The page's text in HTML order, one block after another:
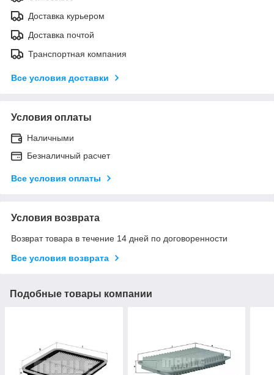
Доставка курьером
Доставка почтой
Транспортная компания
Все условия доставки
Условия оплаты
Наличными
Безналичный расчет
Все условия оплаты
Условия возврата
Возврат товара в течение 14 дней по договоренности
Все условия возврата
Подобные товары компании